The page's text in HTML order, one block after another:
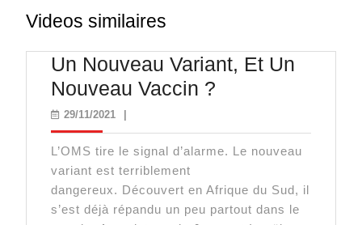
Videos similaires
Un Nouveau Variant, Et Un
Nouveau Vaccin ?
Variant,
Et
Un
Nouveau
29/11/202129/11/2021
L’OMS tire le signal d’alarme. Le nouveau
variant est terriblement
dangereux. Découvert en Afrique du Sud, il
s’est déjà répandu un peu partout dans le